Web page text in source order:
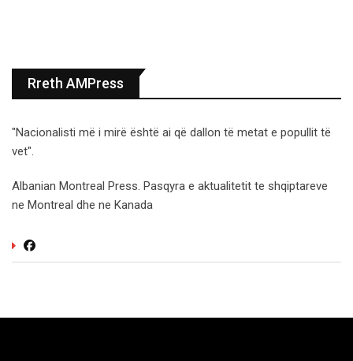
Rreth AMPress
"Nacionalisti më i mirë është ai që dallon të metat e popullit të
vet".
Albanian Montreal Press. Pasqyra e aktualitetit te shqiptareve
ne Montreal dhe ne Kanada